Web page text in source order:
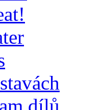
dílů